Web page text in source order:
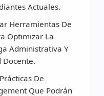
Actuales.
Herramientas De
Optimizar La
Administrativa Y
Docente.
De
Que Podrán